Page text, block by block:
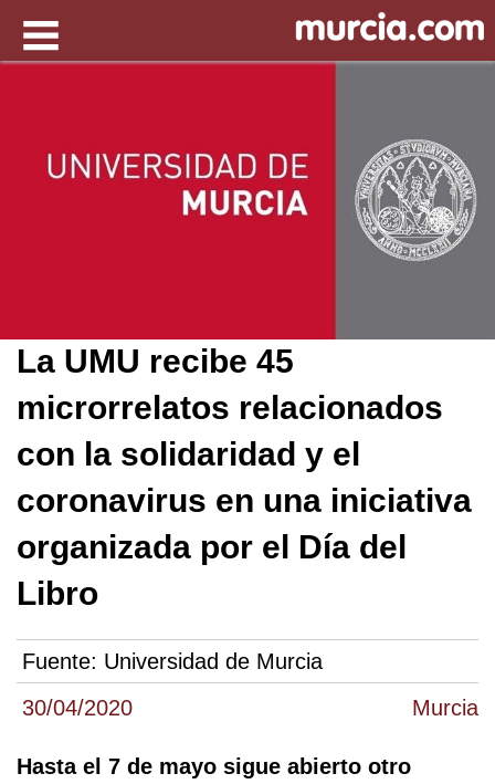
30/04/2020 Murcia
La UMU recibe 45
microrrelatos relacionados
con la solidaridad y el
coronavirus en una iniciativa
organizada por el Día del
Libro
Fuente: Universidad de Murcia
Hasta el 7 de mayo sigue abierto otro